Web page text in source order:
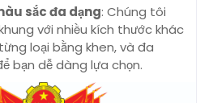
sắc đa dạng: Chúng tôi
với nhiều kích thước khác
loại bằng khen, và đa
bạn dễ dàng lựa chọn.